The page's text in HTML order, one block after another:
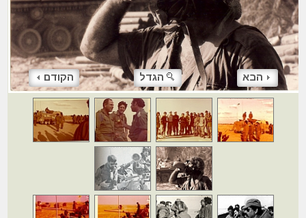
הקודם הגדל הבא